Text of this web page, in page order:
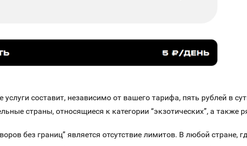
услуги составит, независимо от вашего тарифа, пять рублей в
страны, относящиеся к категории “экзотических”, а также
без границ” является отсутствие лимитов. В любой